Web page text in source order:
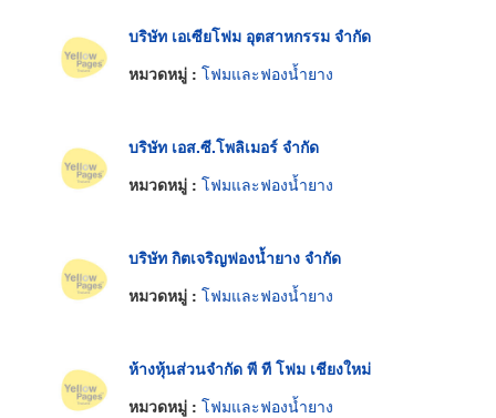
บริษัท เอเซียโฟม อุตสาหกรรม จำกัด
หมวดหมู่ : โฟมและฟองน้ำยาง
บริษัท เอส.ซี.โพลิเมอร์ จำกัด
หมวดหมู่ : โฟมและฟองน้ำยาง
บริษัท กิตเจริญฟองน้ำยาง จำกัด
หมวดหมู่ : โฟมและฟองน้ำยาง
ห้างหุ้นส่วนจำกัด พี ที โฟม เชียงใหม่
หมวดหมู่ : โฟมและฟองน้ำยาง